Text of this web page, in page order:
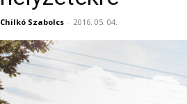
Chilkó Szabolcs - 2016. 05. 04.